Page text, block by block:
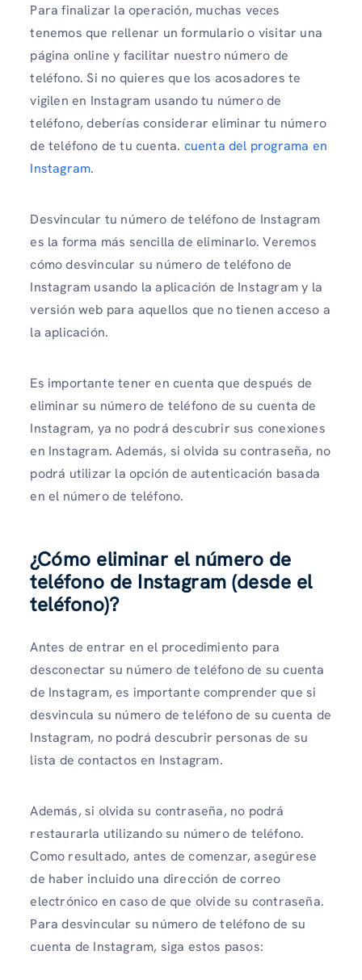
Para finalizar la operación, muchas veces
tenemos que rellenar un formulario o visitar una
página online y facilitar nuestro número de
teléfono. Si no quieres que los acosadores te
vigilen en Instagram usando tu número de
teléfono, deberías considerar eliminar tu número
de teléfono de tu cuenta. cuenta del programa en
Instagram.
Desvincular tu número de teléfono de Instagram
es la forma más sencilla de eliminarlo. Veremos
cómo desvincular su número de teléfono de
Instagram usando la aplicación de Instagram y la
versión web para aquellos que no tienen acceso a
la aplicación.
Es importante tener en cuenta que después de
eliminar su número de teléfono de su cuenta de
Instagram, ya no podrá descubrir sus conexiones
en Instagram. Además, si olvida su contraseña, no
podrá utilizar la opción de autenticación basada
en el número de teléfono.
¿Cómo eliminar el número de
teléfono de Instagram (desde el
teléfono)?
Antes de entrar en el procedimiento para
desconectar su número de teléfono de su cuenta
de Instagram, es importante comprender que si
desvincula su número de teléfono de su cuenta de
Instagram, no podrá descubrir personas de su
lista de contactos en Instagram.
Además, si olvida su contraseña, no podrá
restaurarla utilizando su número de teléfono.
Como resultado, antes de comenzar, asegúrese
de haber incluido una dirección de correo
electrónico en caso de que olvide su contraseña.
Para desvincular su número de teléfono de su
cuenta de Instagram, siga estos pasos: